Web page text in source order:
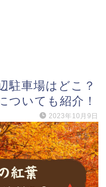
駐車場はどこ？
ついても紹介！
2023年10月9日